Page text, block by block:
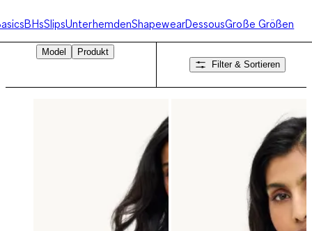
BHsSlipsUnterhemdenShapewearDessousGroße Größen
Model
Produkt
Filter & Sortieren